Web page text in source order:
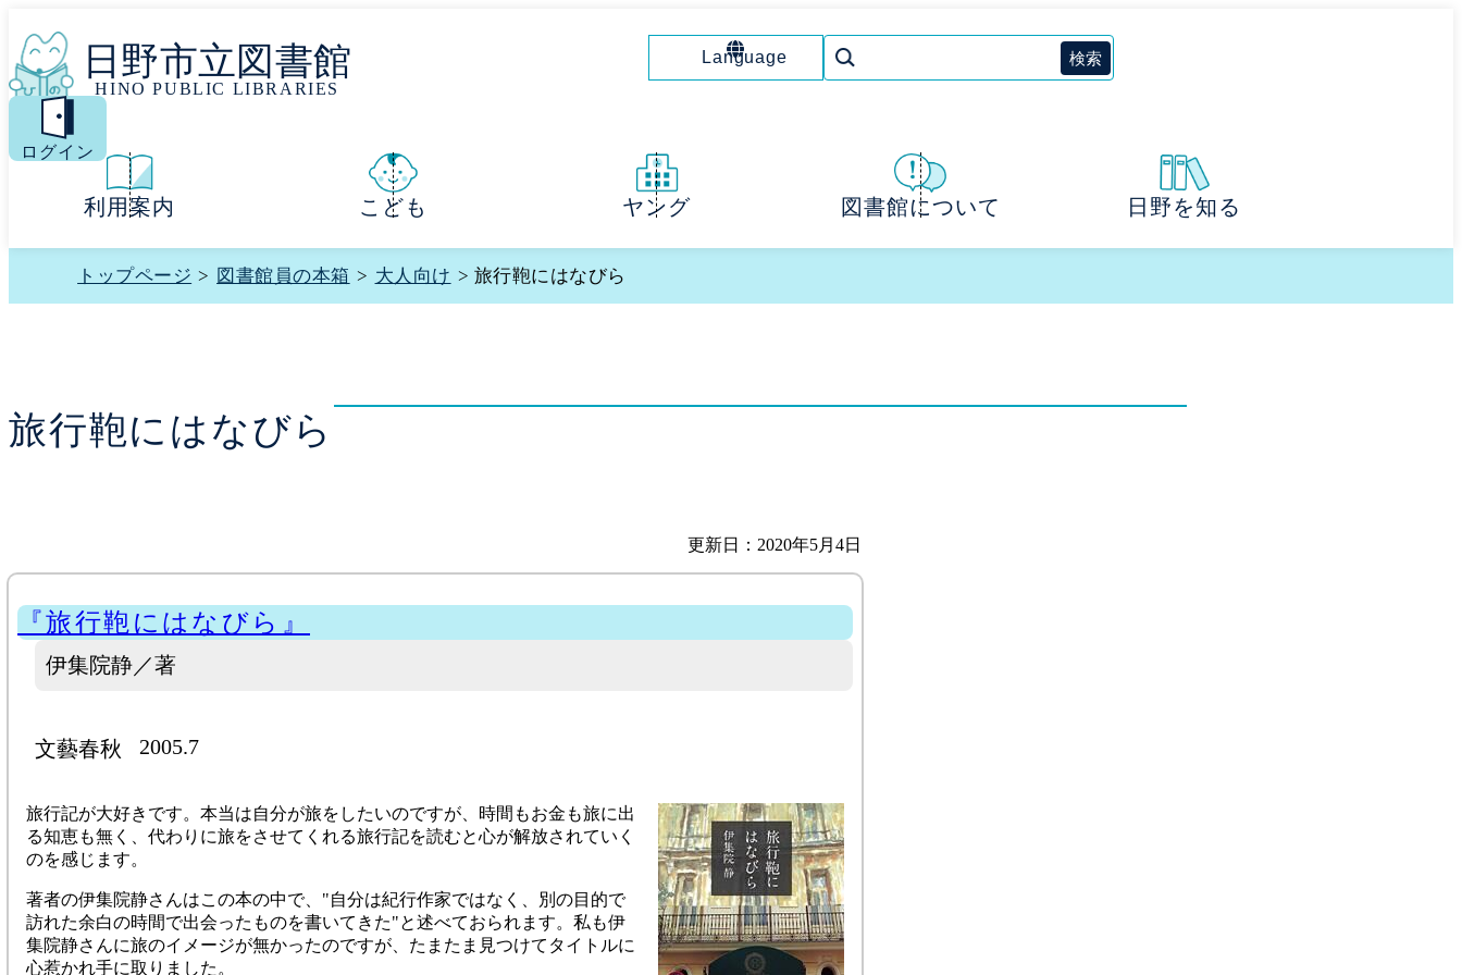
日野市立図書館
HINO PUBLIC LIBRARIES
Language
MENU
ログイン
利用案内 こども ヤング 図書館について 日野を知る
トップページ > 図書館員の本箱 > 大人向け > 旅行鞄にはなびら
旅行鞄にはなびら
更新日：2020年5月4日
『旅行鞄にはなびら』
伊集院静／著
文藝春秋 2005.7
旅行記が大好きです。本当は自分が旅をしたいのですが、時間もお金も旅に出
る知恵も無く、代わりに旅をさせてくれる旅行記を読むと心が解放されていく
のを感じます。
著者の伊集院静さんはこの本の中で、"自分は紀行作家ではなく、別の目的で
訪れた余白の時間で出会ったものを書いてきた"と述べておられます。私も伊
集院静さんに旅のイメージが無かったのですが、たまたま見つけてタイトルに
心惹かれ手に取りました。